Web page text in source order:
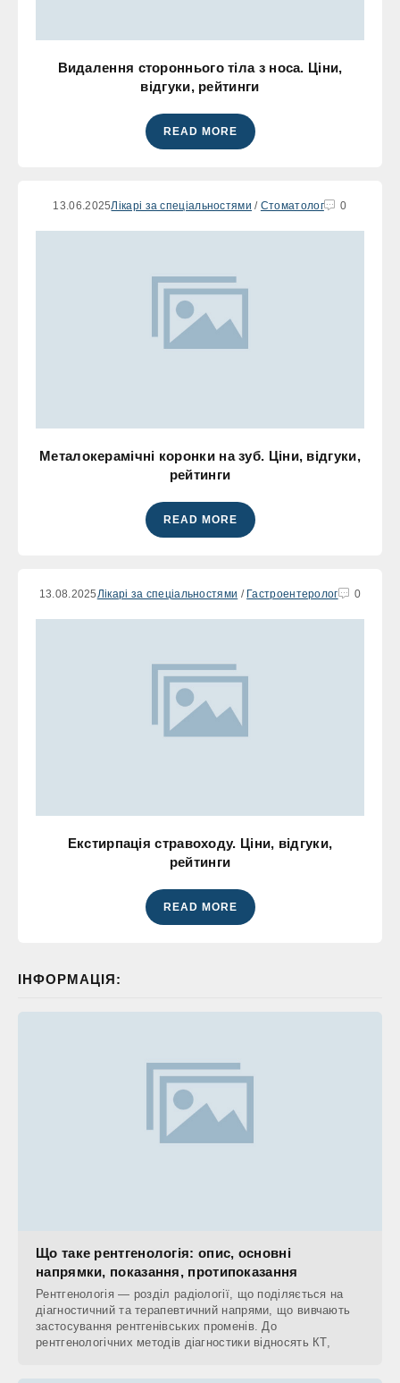
Видалення стороннього тіла з носа. Ціни,
відгуки, рейтинги
READ MORE
13.06.2025Лікарі за спеціальностями / Стоматолог 0
Металокерамічні коронки на зуб. Ціни, відгуки,
рейтинги
READ MORE
13.08.2025 Лікарі за спеціальностями / Гастроентеролог 0
Екстирпація стравоходу. Ціни, відгуки,
рейтинги
READ MORE
ІНФОРМАЦІЯ:
Що таке рентгенологія: опис, основні
напрямки, показання, протипоказання
Рентгенологія — розділ радіології, що поділяється на
діагностичний та терапевтичний напрями, що вивчають
застосування рентгенівських променів. До
рентгенологічних методів діагностики відносять КТ,